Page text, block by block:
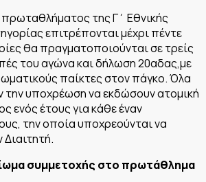
της Γ΄ Εθνικής
επιτρέπονται μέχρι πέντε
θα πραγματοποιούνται σε τρείς
του αγώνα και δήλωση 20αδας,με
παίκτες στον πάγκο. Όλα
την υποχρέωση να εκδώσουν ατομική
ενός έτους για κάθε έναν
την οποία υποχρεούνται να
Διαιτητή.
συμμετοχής στο πρωτάθλημα